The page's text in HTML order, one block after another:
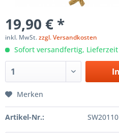
19,90 € *
inkl. MwSt.zzgl. Versandkosten
Sofort versandfertig,
Merken
Artikel-Nr.: SW20110